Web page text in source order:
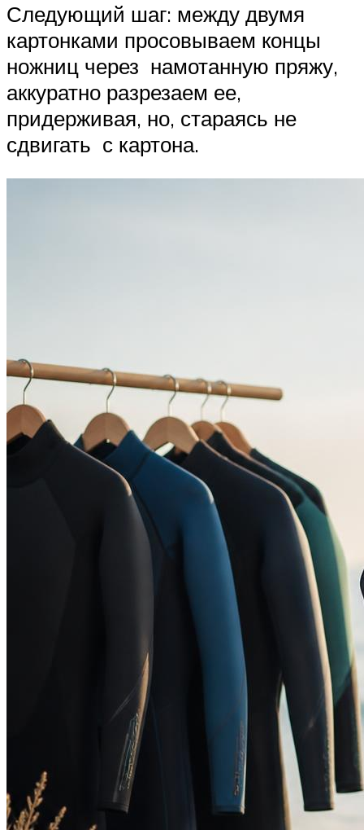
Следующий шаг: между двумя
картонками просовываем концы
ножниц через намотанную пряжу,
аккуратно разрезаем ее,
придерживая, но, стараясь не
сдвигать с картона.